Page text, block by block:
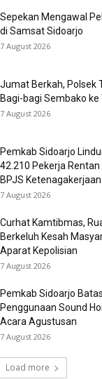
Sepekan Mengawal
di Samsat Sidoarjo
7 August 2026
Jumat Berkah, Polsek
Bagi-bagi Sembako ke
7 August 2026
Pemkab Sidoarjo
42.210 Pekerja
BPJS Ketenagakerjaan
7 August 2026
Curhat Kamtibmas,
Berkeluh Kesah
Aparat Kepolisian
7 August 2026
Pemkab Sidoarjo
Penggunaan Sound
Acara Agustusan
7 August 2026
Load more